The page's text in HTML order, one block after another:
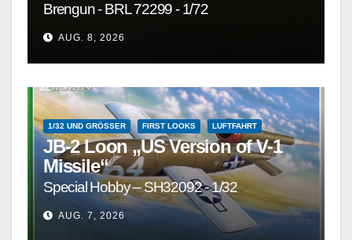
Brengun - BRL 72299 - 1/72
AUG. 8, 2026
1/32 UND GRÖSSER FIRST LOOKS LUFTFAHRT
JB-2 Loon „US Version of V-1
Missile“
Special Hobby – SH32092 - 1/32
AUG. 7, 2026